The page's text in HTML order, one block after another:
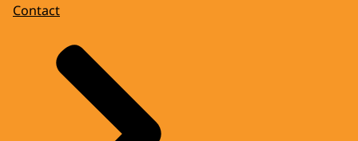
Contact